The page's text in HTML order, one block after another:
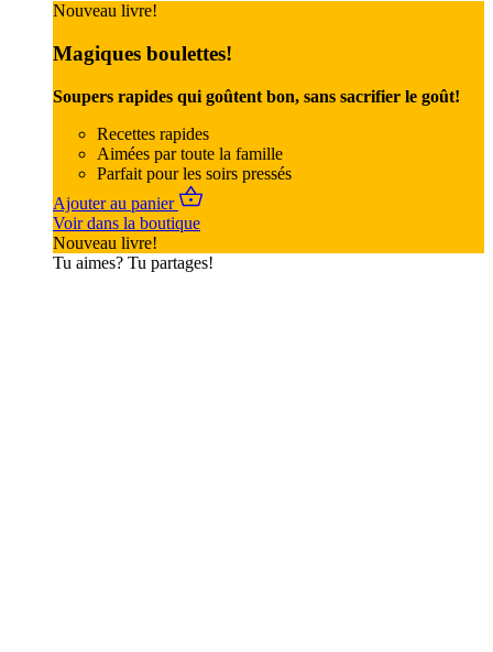
Nouveau livre!
Magiques boulettes!
Soupers rapides qui goûtent bon, sans sacrifier le goût!
Recettes rapides
Aimées par toute la famille
Parfait pour les soirs pressés
Ajouter au panier
Voir dans la boutique
Nouveau livre!
Tu aimes? Tu partages!